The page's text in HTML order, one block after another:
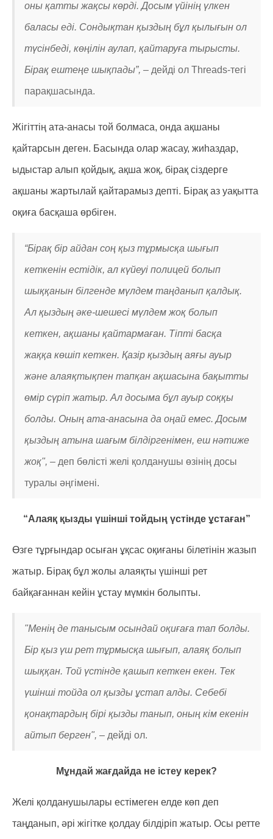
оны қатты жақсы көрді. Досым үйінің үлкен
баласы еді. Сондықтан қыздың бұл қылығын ол
түсінбеді, көңілін аулап, қайтаруға тырысты.
Бірақ ештеңе шықпады”, – дейді ол Threads-тегі
парақшасында.
Жігіттің ата-анасы той болмаса, онда ақшаны
қайтарсын деген. Басында олар жасау, жиһаздар,
ыдыстар алып қойдық, ақша жоқ, бірақ сіздерге
ақшаны жартылай қайтарамыз депті. Бірақ аз уақытта
оқиға басқаша өрбіген.
“Бірақ бір айдан соң қыз тұрмысқа шығып
кеткенін естідік, ал күйеуі полицей болып
шыққанын білгенде мүлдем таңданып қалдық.
Ал қыздың әке-шешесі мүлдем жоқ болып
кеткен, ақшаны қайтармаған. Тіпті басқа
жаққа көшіп кеткен. Қазір қыздың аяғы ауыр
және алаяқтықпен тапқан ақшасына бақытты
өмір сүріп жатыр. Ал досыма бұл ауыр соққы
болды. Оның ата-анасына да оңай емес. Досым
қыздың атына шағым білдіргенімен, еш нәтиже
жоқ", – деп бөлісті желі қолданушы өзінің досы
туралы әңгімені.
“Алаяқ қызды үшінші тойдың үстінде ұстаған”
Өзге тұрғындар осыған ұқсас оқиғаны білетінін жазып
жатыр. Бірақ бұл жолы алаяқты үшінші рет
байқағаннан кейін ұстау мүмкін болыпты.
"Менің де танысым осындай оқиғаға тап болды.
Бір қыз үш рет тұрмысқа шығып, алаяқ болып
шыққан. Той үстінде қашып кеткен екен. Тек
үшінші тойда ол қызды ұстап алды. Себебі
қонақтардың бірі қызды танып, оның кім екенін
айтып берген", – дейді ол.
Мұндай жағдайда не істеу керек?
Желі қолданушылары естімеген елде көп деп
таңданып, әрі жігітке қолдау білдіріп жатыр. Осы ретте